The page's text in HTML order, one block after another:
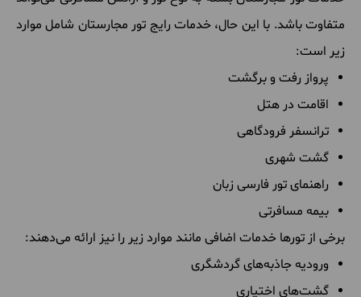
متفاوت باشد. با این حال، خدمات رایج تور مجارستان شامل موارد
زیر است:
پرواز رفت و برگشت
اقامت در هتل
ترانسفر فرودگاهی
گشت شهری
راهنمای تور فارسی زبان
بیمه مسافرتی
برخی از تورها خدمات اضافی مانند موارد زیر را نیز ارائه می‌دهند:
ورودیه جاذبه‌های گردشگری
گشت‌های اختیاری